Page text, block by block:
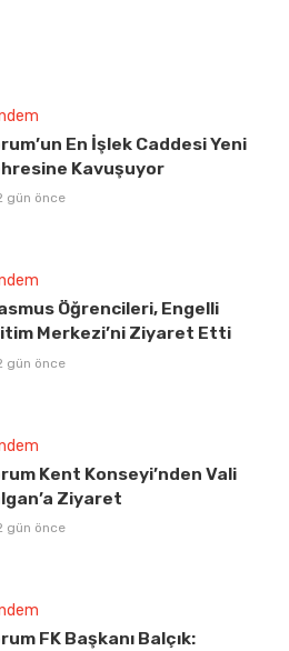
En İşlek Caddesi Yeni
Kavuşuyor
gün önce
Öğrencileri, Engelli
Merkezi’ni Ziyaret Etti
gün önce
Kent Konseyi’nden Vali
Ziyaret
gün önce
FK Başkanı Balçık: